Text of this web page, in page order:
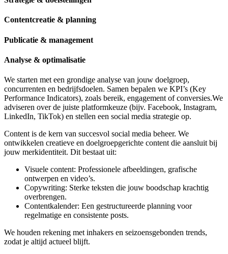
Contentcreatie & planning
Publicatie & management
Analyse & optimalisatie
We starten met een grondige analyse van jouw doelgroep,
concurrenten en bedrijfsdoelen. Samen bepalen we KPI’s (Key
Performance Indicators), zoals bereik, engagement of conversies.We
adviseren over de juiste platformkeuze (bijv. Facebook, Instagram,
LinkedIn, TikTok) en stellen een social media strategie op.
Content is de kern van succesvol social media beheer. We
ontwikkelen creatieve en doelgroepgerichte content die aansluit bij
jouw merkidentiteit. Dit bestaat uit:
Visuele content: Professionele afbeeldingen, grafische
ontwerpen en video’s.
Copywriting: Sterke teksten die jouw boodschap krachtig
overbrengen.
Contentkalender: Een gestructureerde planning voor
regelmatige en consistente posts.
We houden rekening met inhakers en seizoensgebonden trends,
zodat je altijd actueel blijft.